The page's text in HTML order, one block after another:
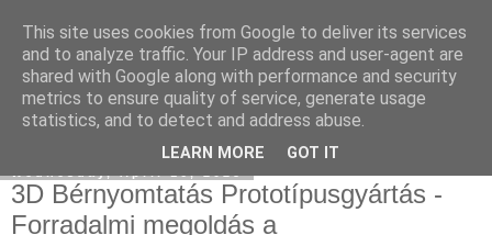
Használt Seat
3D Bérnyomtatás Prototípusgyártás -
Forradalmi megoldás a
This site uses cookies from Google to deliver its services
and to analyze traffic. Your IP address and user-agent are
shared with Google along with performance and security
metrics to ensure quality of service, generate usage
statistics, and to detect and address abuse.
LEARN MORE GOT IT